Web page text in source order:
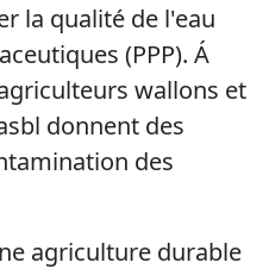
la qualité de l'eau
(PPP). Á
wallons et
donnent des
des
agriculture durable